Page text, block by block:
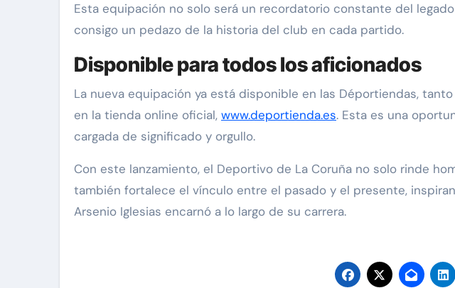
Esta equipación no solo será un recordatorio constante del
consigo un pedazo de la historia del club en cada partido.
Disponible para todos los aficionados
La nueva equipación ya está disponible en las Déportiendas,
en la tienda online oficial, www.deportienda.es. Esta es una
cargada de significado y orgullo.
Con este lanzamiento, el Deportivo de La Coruña no solo rinde
también fortalece el vínculo entre el pasado y el presente,
Arsenio Iglesias encarnó a lo largo de su carrera.